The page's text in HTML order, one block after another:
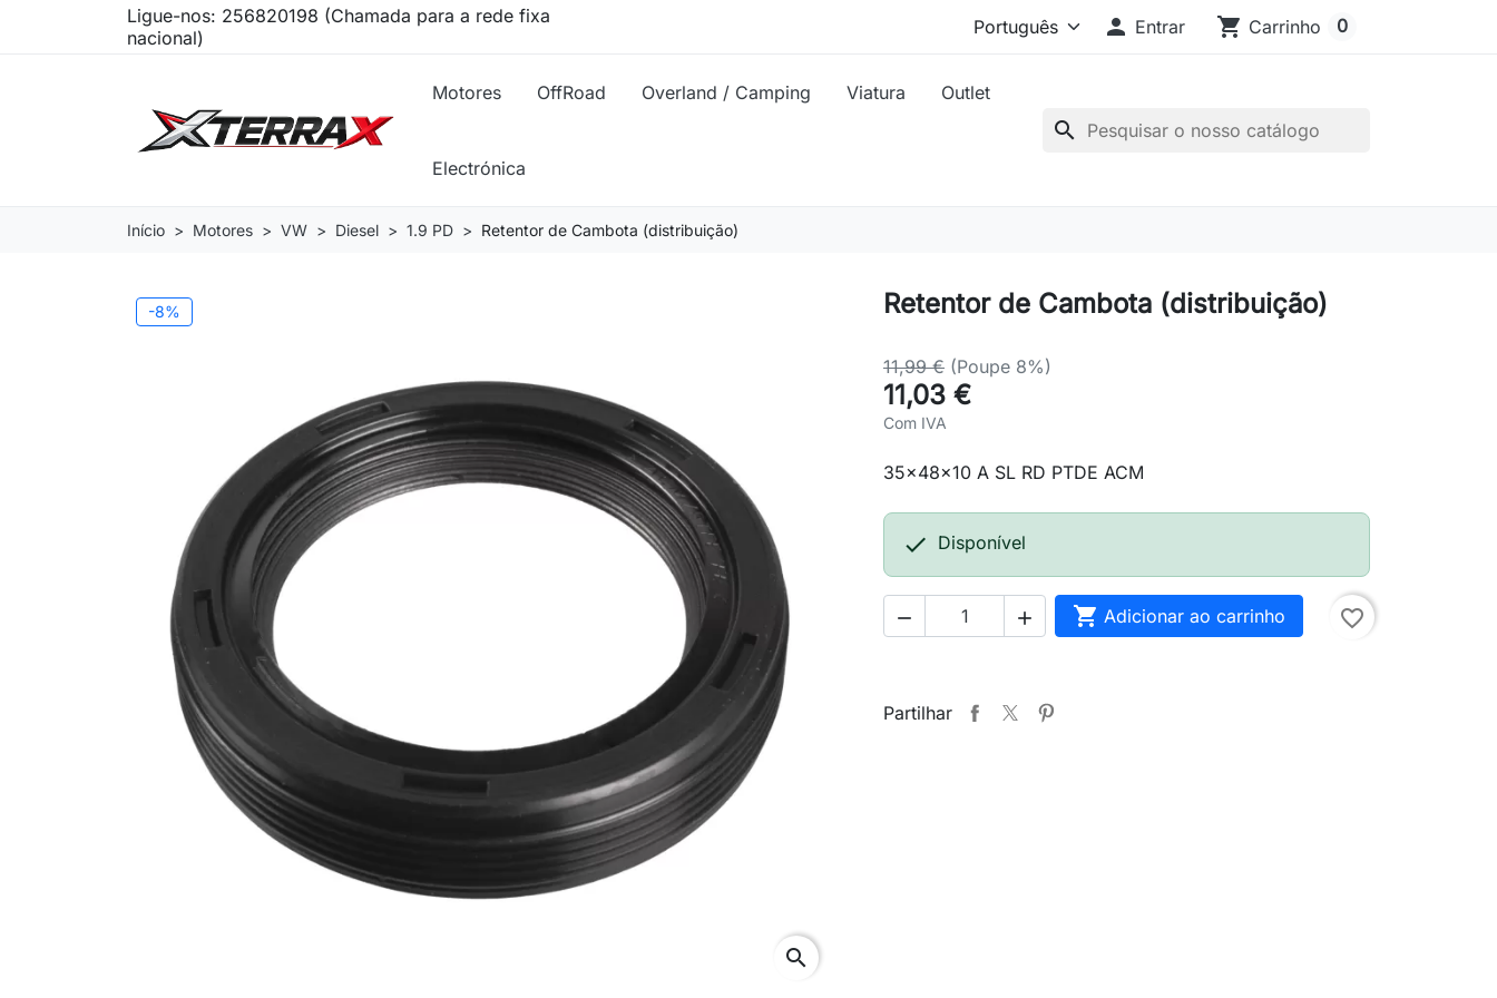
Ligue-nos: 256820198 (Chamada para a rede fixa
nacional)
 Entrar shopping_cart Carrinho 0
Motores OffRoad Overland / Camping Viatura Outlet
Electrónica
search
Início Motores VW Diesel 1.9 PD Retentor de Cambota (distribuição)
-8%
search
Retentor de Cambota (distribuição)
11,99 € (Poupe 8%)
11,03 €
Com IVA
35x48x10 A SL RD PTDE ACM
 Disponível
   Adicionar ao carrinho favorite_border
Partilhar